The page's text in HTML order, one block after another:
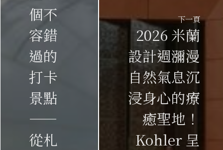
個不
容錯
過的
打卡
景點
——
從札
下一頁
2026 米蘭
設計週瀰漫
自然氣息沉
浸身心的療
癒聖地！
Kohler 呈